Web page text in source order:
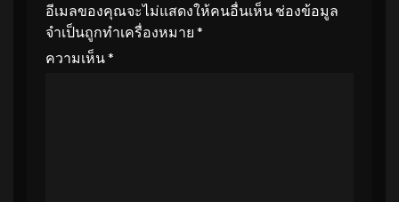
อีเมลของคุณจะไม่แสดงให้คนอื่นเห็น ช่องข้อมูล
จำเป็นถูกทำเครื่องหมาย *
ความเห็น*